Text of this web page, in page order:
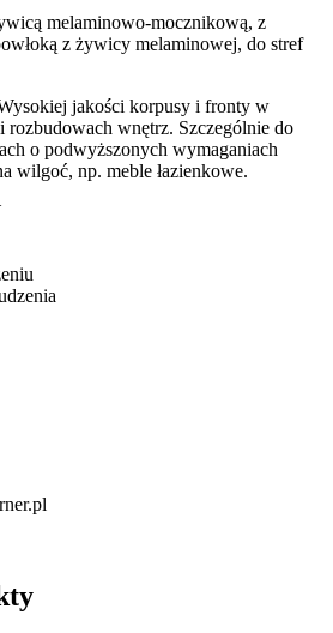
melaminowo-mocznikową, z
z żywicy melaminowej, do stref
jakości korpusy i fronty w
wnętrz. Szczególnie do
o podwyższonych wymaganiach
wilgoć, np. meble łazienkowe.